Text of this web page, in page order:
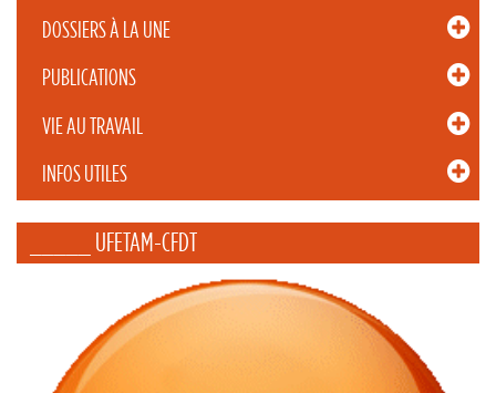
DOSSIERS À LA UNE
PUBLICATIONS
VIE AU TRAVAIL
INFOS UTILES
_____ UFETAM-CFDT